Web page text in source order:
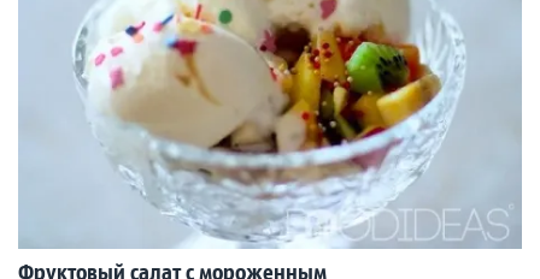
Фруктовый салат с мороженным